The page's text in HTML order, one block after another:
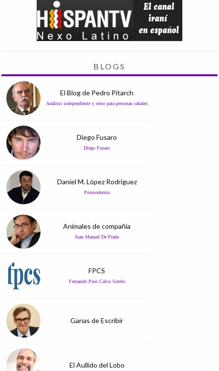
BLOGS
El Blog de Pedro Pitarch
Análisis independiente y serio para personas cabales
Diego Fusaro
Diego Fusaro
Daniel M. López Rodríguez
Posmodernia
Animales de compañía
Juan Manuel De Prada
FPCS
Fernando Pino Calvo Sotelo
Ganas de Escribir
El Aullido del Lobo